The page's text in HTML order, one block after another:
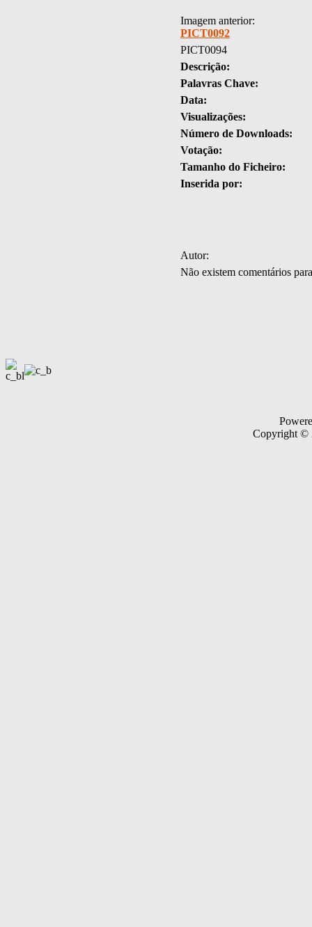
Imagem anterior:
PICT0092
PICT0094
Descrição:
Palavras Chave:
Data:
Visualizações:
Número de Downloads:
Votação:
Tamanho do Ficheiro:
Inserida por:
Autor:
Não existem comentários
Copyright ©